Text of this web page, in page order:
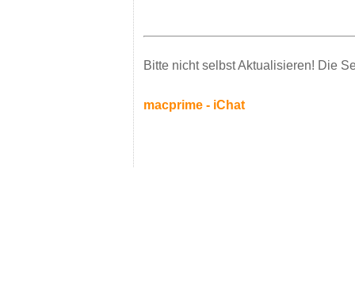
Bitte nicht selbst Aktualisieren! Die
macprime - iChat